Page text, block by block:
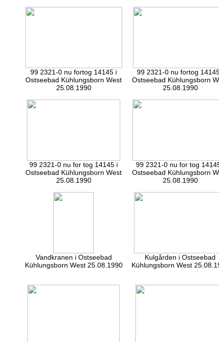
99 2321-0 nu fortog 14145 i
Ostseebad Kühlungsborn West
25.08.1990
99 2321-0 nu fortog
Ostseebad Kühlungsborn
25.08.1990
99 2321-0 nu for tog 14145 i
Ostseebad Kühlungsborn West
25.08.1990
99 2321-0 nu for tog
Ostseebad Kühlungsborn
25.08.1990
Vandkranen i Ostseebad
Kühlungsborn West 25.08.1990
Kulgården i Ostseebad
Kühlungsborn West